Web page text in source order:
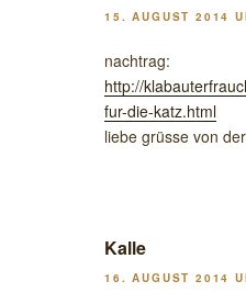
15. AUGUST 2014
nachtrag:
http://
fur-die-katz.html
liebe grüsse von
Kalle
16. AUGUST 2014